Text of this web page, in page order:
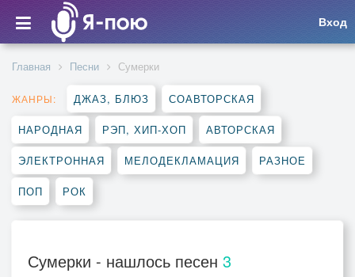
Вход
Главная Песни Сумерки
ЖАНРЫ: ДЖАЗ, БЛЮЗ СОАВТОРСКАЯ
НАРОДНАЯ РЭП, ХИП-ХОП АВТОРСКАЯ
ЭЛЕКТРОННАЯ МЕЛОДЕКЛАМАЦИЯ РАЗНОЕ
ПОП РОК
Сумерки - нашлось песен 3